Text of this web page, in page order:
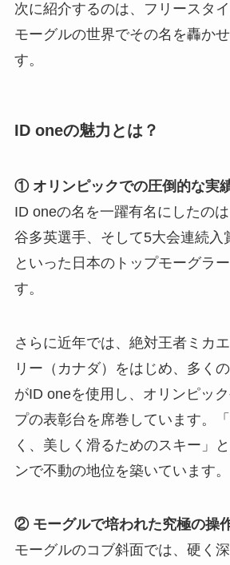
次に紹介するのは、フリースタ
モーグルの世界でその名を轟か
す。
ID oneの魅力とは？
① オリンピックでの圧倒的な実
ID oneの名を一躍有名にしたの
谷多英選手、そして5大会連続入
といった日本のトップモーグラ
す。
さらに近年では、絶対王者ミカ
リー（カナダ）をはじめ、多く
がID oneを使用し、オリンピッ
プの表彰台を席巻しています。
く、美しく滑るためのスキー」
ンで不動の地位を築いています。
② モーグルで培われた究極の操
モーグルのコブ斜面では、硬く